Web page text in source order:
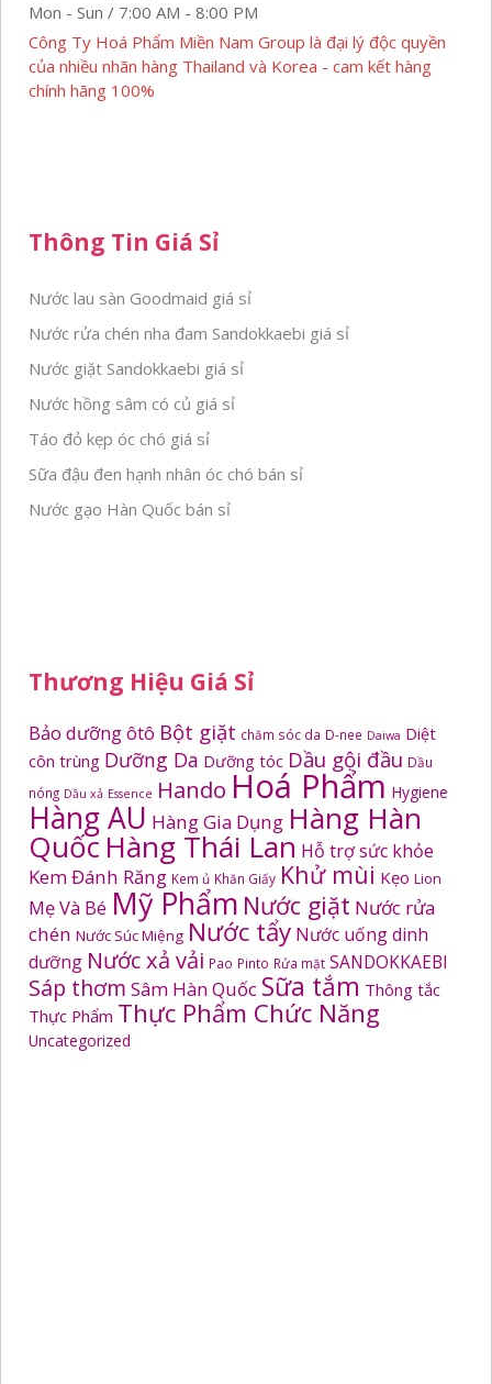
Mon - Sun / 7:00 AM - 8:00 PM
Công Ty Hoá Phẩm Miền Nam Group là đại lý độc quyền
của nhiều nhãn hàng Thailand và Korea - cam kết hàng
chính hãng 100%
Thông Tin Giá Sỉ
Nước lau sàn Goodmaid giá sỉ
Nước rửa chén nha đam Sandokkaebi giá sỉ
Nước giặt Sandokkaebi giá sỉ
Nước hồng sâm có củ giá sỉ
Táo đỏ kẹp óc chó giá sỉ
Sữa đậu đen hạnh nhân óc chó bán sỉ
Nước gạo Hàn Quốc bán sỉ
Thương Hiệu Giá Sỉ
Bảo dưỡng ôtô Bột giặt chăm sóc da D-nee Daiwa Diệt
côn trùng Dưỡng Da Dưỡng tóc Dầu gội đầu Dầu
nóng Dầu xả Essence Hando Hoá Phẩm Hygiene
Hàng AU Hàng Gia Dụng Hàng Hàn
Quốc Hàng Thái Lan Hỗ trợ sức khỏe
Kem Đánh Răng Kem ủ Khăn Giấy Khử mùi Kẹo Lion
Mẹ Và Bé Mỹ Phẩm Nước giặt Nước rửa
chén Nước Súc Miệng Nước tẩy Nước uống dinh
dưỡng Nước xả vải Pao Pinto Rửa mặt SANDOKKAEBI
Sáp thơm Sâm Hàn Quốc Sữa tắm Thông tắc
Thực Phẩm Thực Phẩm Chức Năng
Uncategorized